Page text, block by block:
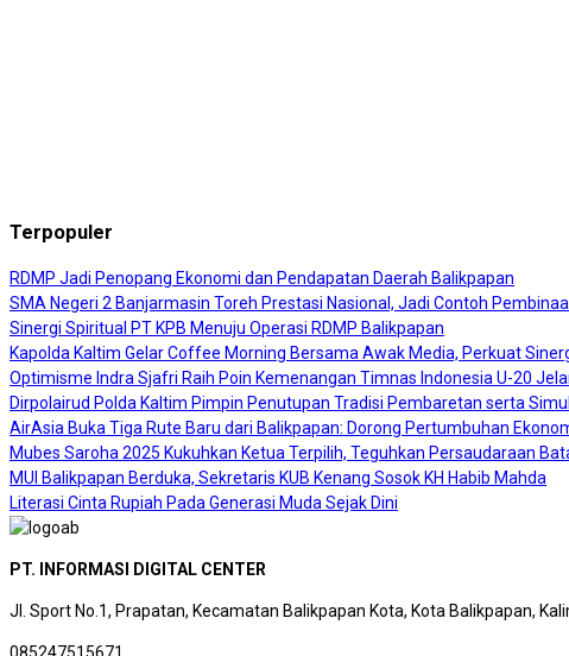
Terpopuler
RDMP Jadi Penopang Ekonomi dan Pendapatan Daerah Balikpapan
SMA Negeri 2 Banjarmasin Toreh Prestasi Nasional, Jadi Contoh
Sinergi Spiritual PT KPB Menuju Operasi RDMP Balikpapan
Kapolda Kaltim Gelar Coffee Morning Bersama Awak Media, Perkuat
Optimisme Indra Sjafri Raih Poin Kemenangan Timnas Indonesia U-20
Dirpolairud Polda Kaltim Pimpin Penutupan Tradisi Pembaretan serta
AirAsia Buka Tiga Rute Baru dari Balikpapan: Dorong Pertumbuhan
Mubes Saroha 2025 Kukuhkan Ketua Terpilih, Teguhkan Persaudaraan
MUI Balikpapan Berduka, Sekretaris KUB Kenang Sosok KH Habib Mahda
Literasi Cinta Rupiah Pada Generasi Muda Sejak Dini
PT. INFORMASI DIGITAL CENTER
Jl. Sport No.1, Prapatan, Kecamatan Balikpapan Kota, Kota Balikpapan,